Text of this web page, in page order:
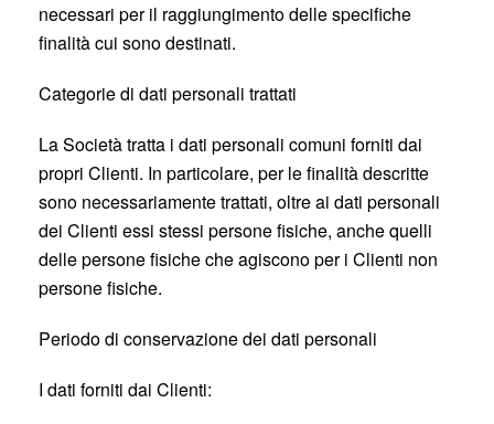
necessari per il raggiungimento delle specifiche
finalità cui sono destinati.
Categorie di dati personali trattati
La Società tratta i dati personali comuni forniti dai
propri Clienti. In particolare, per le finalità descritte
sono necessariamente trattati, oltre ai dati personali
dei Clienti essi stessi persone fisiche, anche quelli
delle persone fisiche che agiscono per i Clienti non
persone fisiche.
Periodo di conservazione dei dati personali
I dati forniti dai Clienti: